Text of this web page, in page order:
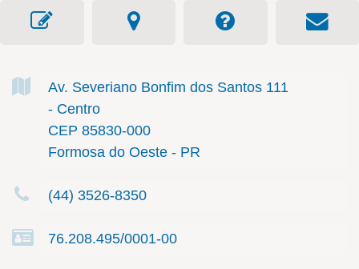
Av. Severiano Bonfim dos Santos 111
- Centro
CEP 85830-000
Formosa do Oeste - PR
(44) 3526-8350
76.208.495/0001-00